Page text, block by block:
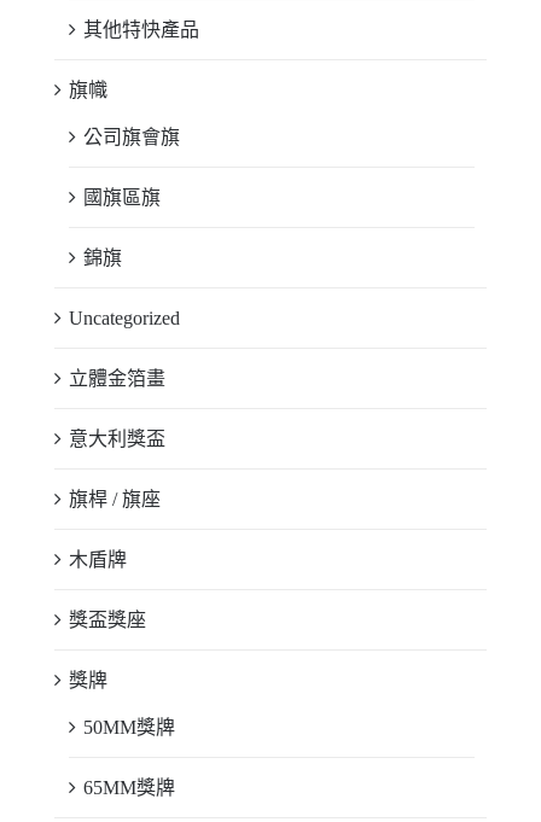
其他特快產品
旗幟
公司旗會旗
國旗區旗
錦旗
Uncategorized
立體金箔畫
意大利獎盃
旗桿 / 旗座
木盾牌
獎盃獎座
獎牌
50MM獎牌
65MM獎牌